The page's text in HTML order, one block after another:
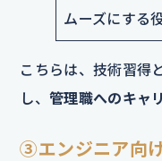
ムーズにする
こちらは、技術習得
し、管理職へのキャ
③エンジニア向